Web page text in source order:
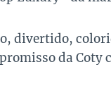
divertido,
da Coty